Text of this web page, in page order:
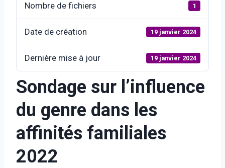
Nombre de fichiers 1
Date de création 19 janvier 2024
Dernière mise à jour 19 janvier 2024
Sondage sur l’influence
du genre dans les
affinités familiales
2022